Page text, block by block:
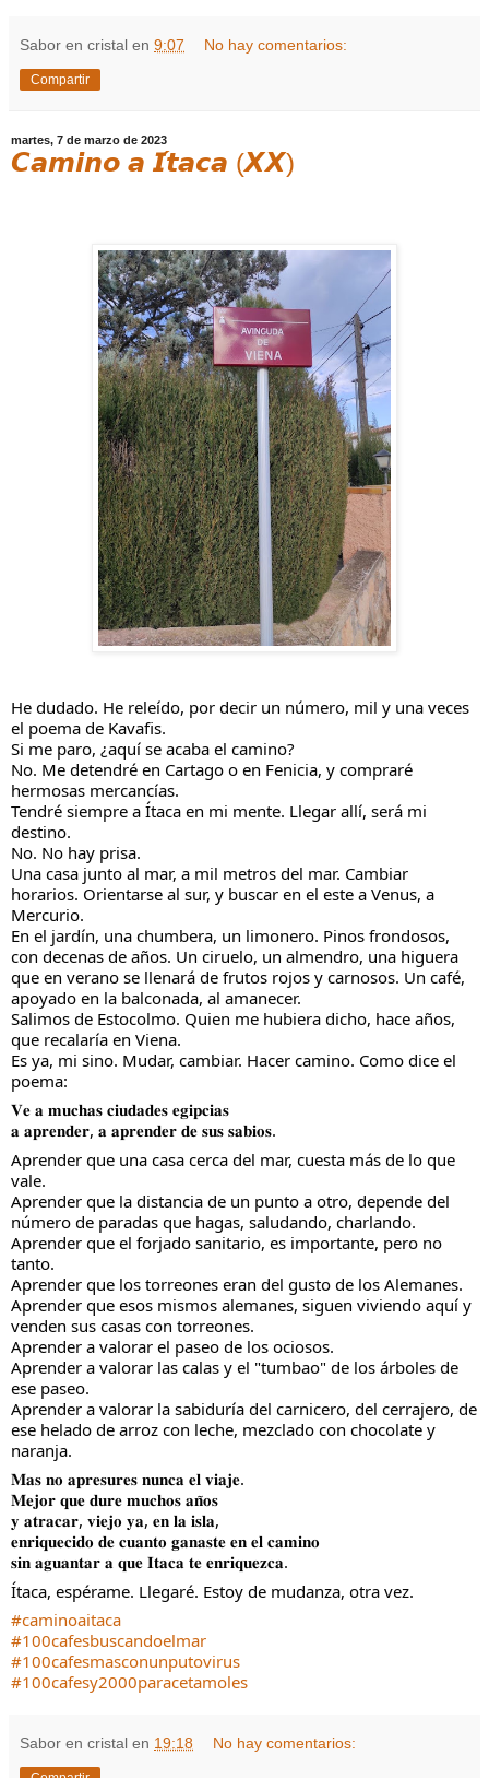
Sabor en cristal en 9:07 No hay comentarios:
Compartir
martes, 7 de marzo de 2023
𝘾𝙖𝙢𝙞𝙣𝙤 𝙖 𝙄́𝙩𝙖𝙘𝙖 (𝙓𝙓)
He dudado. He releído, por decir un número, mil y una veces
el poema de Kavafis.
Si me paro, ¿aquí se acaba el camino?
No. Me detendré en Cartago o en Fenicia, y compraré
hermosas mercancías.
Tendré siempre a Ítaca en mi mente. Llegar allí, será mi
destino.
No. No hay prisa.
Una casa junto al mar, a mil metros del mar. Cambiar
horarios. Orientarse al sur, y buscar en el este a Venus, a
Mercurio.
En el jardín, una chumbera, un limonero. Pinos frondosos,
con decenas de años. Un ciruelo, un almendro, una higuera
que en verano se llenará de frutos rojos y carnosos. Un café,
apoyado en la balconada, al amanecer.
Salimos de Estocolmo. Quien me hubiera dicho, hace años,
que recalaría en Viena.
Es ya, mi sino. Mudar, cambiar. Hacer camino. Como dice el
poema:
𝐕𝐞 𝐚 𝐦𝐮𝐜𝐡𝐚𝐬 𝐜𝐢𝐮𝐝𝐚𝐝𝐞𝐬 𝐞𝐠𝐢𝐩𝐜𝐢𝐚𝐬
𝐚 𝐚𝐩𝐫𝐞𝐧𝐝𝐞𝐫, 𝐚 𝐚𝐩𝐫𝐞𝐧𝐝𝐞𝐫 𝐝𝐞 𝐬𝐮𝐬 𝐬𝐚𝐛𝐢𝐨𝐬.
Aprender que una casa cerca del mar, cuesta más de lo que
vale.
Aprender que la distancia de un punto a otro, depende del
número de paradas que hagas, saludando, charlando.
Aprender que el forjado sanitario, es importante, pero no
tanto.
Aprender que los torreones eran del gusto de los Alemanes.
Aprender que esos mismos alemanes, siguen viviendo aquí y
venden sus casas con torreones.
Aprender a valorar el paseo de los ociosos.
Aprender a valorar las calas y el "tumbao" de los árboles de
ese paseo.
Aprender a valorar la sabiduría del carnicero, del cerrajero, de
ese helado de arroz con leche, mezclado con chocolate y
naranja.
𝐌𝐚𝐬 𝐧𝐨 𝐚𝐩𝐫𝐞𝐬𝐮𝐫𝐞𝐬 𝐧𝐮𝐧𝐜𝐚 𝐞𝐥 𝐯𝐢𝐚𝐣𝐞.
𝐌𝐞𝐣𝐨𝐫 𝐪𝐮𝐞 𝐝𝐮𝐫𝐞 𝐦𝐮𝐜𝐡𝐨𝐬 𝐚𝐧̃𝐨𝐬
𝐲 𝐚𝐭𝐫𝐚𝐜𝐚𝐫, 𝐯𝐢𝐞𝐣𝐨 𝐲𝐚, 𝐞𝐧 𝐥𝐚 𝐢𝐬𝐥𝐚,
𝐞𝐧𝐫𝐢𝐪𝐮𝐞𝐜𝐢𝐝𝐨 𝐝𝐞 𝐜𝐮𝐚𝐧𝐭𝐨 𝐠𝐚𝐧𝐚𝐬𝐭𝐞 𝐞𝐧 𝐞𝐥 𝐜𝐚𝐦𝐢𝐧𝐨
𝐬𝐢𝐧 𝐚𝐠𝐮𝐚𝐧𝐭𝐚𝐫 𝐚 𝐪𝐮𝐞 𝐈𝐭𝐚𝐜𝐚 𝐭𝐞 𝐞𝐧𝐫𝐢𝐪𝐮𝐞𝐳𝐜𝐚.
Ítaca, espérame. Llegaré. Estoy de mudanza, otra vez.
#caminoaitaca
#100cafesbuscandoelmar
#100cafesmasconunputovirus
#100cafesy2000paracetamoles
Sabor en cristal en 19:18 No hay comentarios: